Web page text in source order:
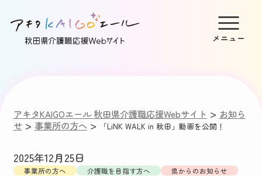
アキタKAIGOエール 秋田県介護職応援Webサイト > お知ら
せ> 事業所の方へ > 「LiNK WALK in 秋田」動画を公開！
2025年12月25日
事業所の方へ 介護職を目指す方へ 県からのお知らせ